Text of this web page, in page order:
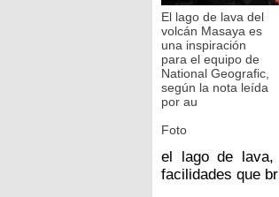
El lago de lava del
volcán Masaya es
una inspiración
para el equipo de
National Geografic,
según la nota leída
por au
Foto
el lago de lava,
facilidades que